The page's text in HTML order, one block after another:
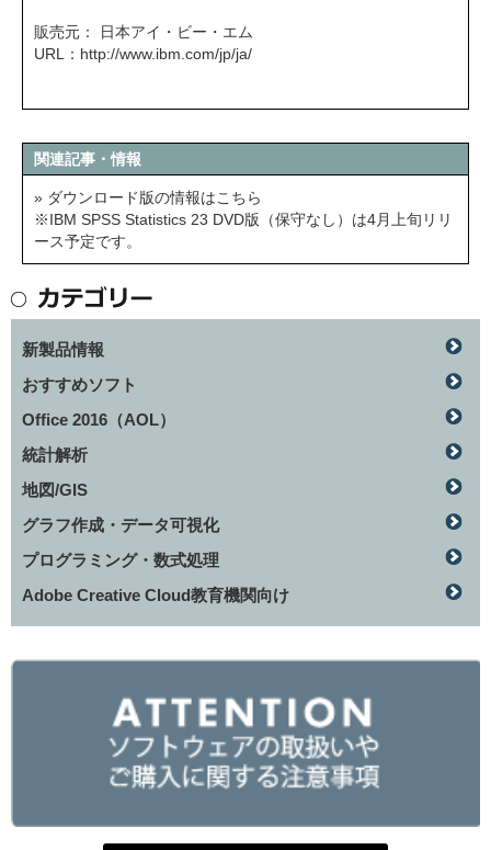
販売元： 日本アイ・ビー・エム
URL： http://www.ibm.com/jp/ja/
関連記事・情報
» ダウンロード版の情報はこちら
※IBM SPSS Statistics 23 DVD版（保守なし）は4月上旬リリ
ース予定です。
新製品情報
おすすめソフト
Office 2016（AOL）
統計解析
地図/GIS
グラフ作成・データ可視化
プログラミング・数式処理
Adobe Creative Cloud教育機関向け